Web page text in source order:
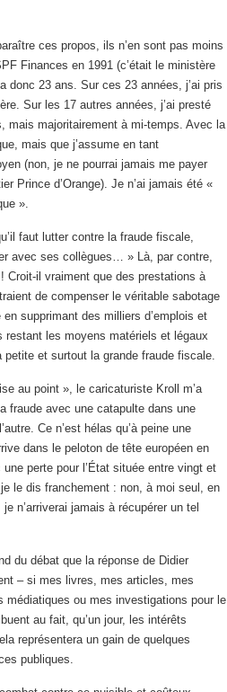
ces propos, ils n’en sont pas moins
Finances en 1991 (c’était le ministère
donc 23 ans. Sur ces 23 années, j’ai pris
Sur les 17 autres années, j’ai presté
mais majoritairement à mi-temps. Avec la
mais que j’assume en tant
(non, je ne pourrai jamais me payer
Prince d’Orange). Je n’ai jamais été «
».
faut lutter contre la fraude fiscale,
avec ses collègues… » Là, par contre,
Croit-il vraiment que des prestations à
de compenser le véritable sabotage
supprimant des milliers d’emplois et
restant les moyens matériels et légaux
et surtout la grande fraude fiscale.
au point », le caricaturiste Kroll m’a
fraude avec une catapulte dans une
Ce n’est hélas qu’à peine une
dans le peloton de tête européen en
perte pour l’État située entre vingt et
le dis franchement : non, à moi seul, en
n’arriverai jamais à récupérer un tel
du débat que la réponse de Didier
– si mes livres, mes articles, mes
médiatiques ou mes investigations pour le
au fait, qu’un jour, les intérêts
représentera un gain de quelques
publiques.